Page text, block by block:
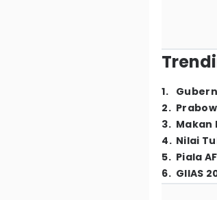
1.
2.
3. Makan
4. Nilai
5. Piala
6. GIIAS